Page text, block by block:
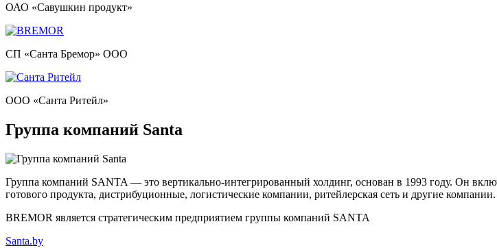
ОАО «Савушкин продукт»
СП «Санта Бремор» ООО
ООО «Санта Ритейл»
Группа компаний Santa
Группа компаний SANTA — это вертикально-интегрированный холдинг, основан в 1993 году. Он
готового продукта, дистрибуционные, логистические компании, ритейлерская сеть и другие компании.
BREMOR является стратегическим предприятием группы компаний SANTA
Santa.by